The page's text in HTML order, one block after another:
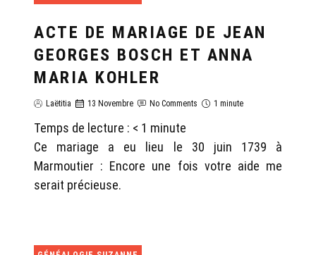
ACTE DE MARIAGE DE JEAN
GEORGES BOSCH ET ANNA
MARIA KOHLER
Laëtitia 13 Novembre No Comments 1 minute
Temps de lecture : < 1 minute
Ce mariage a eu lieu le 30 juin 1739 à
Marmoutier : Encore une fois votre aide me
serait précieuse.